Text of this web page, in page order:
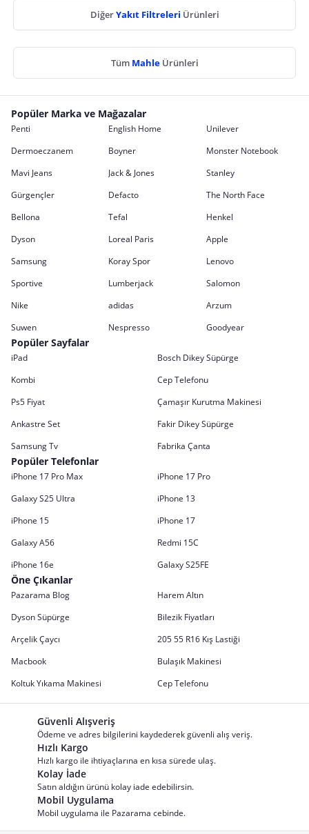
DiğerYakıt Filtreleri Ürünleri
Tüm Mahle Ürünleri
Popüler Marka ve Mağazalar
Penti English Home
Unilever
Dermoeczanem
Boyner
Monster Notebook
Mavi Jeans
Jack & Jones
Stanley
Gürgençler
Defacto
The North Face
Bellona
Tefal
Henkel
Dyson
Loreal Paris
Apple
Samsung
Koray Spor
Lenovo
Sportive
Lumberjack
Salomon
Nike
adidas
Arzum
Suwen
Nespresso Goodyear
Popüler Sayfalar
iPad
Bosch Dikey Süpürge
Kombi
Cep Telefonu
Ps5 Fiyat
Çamaşır Kurutma Makinesi
Ankastre Set
Fakir Dikey Süpürge
Samsung Tv
Fabrika Çanta
Popüler Telefonlar
iPhone 17 Pro Max
iPhone 17 Pro
Galaxy S25 Ultra
iPhone 13
iPhone 15
iPhone 17
Galaxy A56
Redmi 15C
iPhone 16e
Galaxy S25FE
Öne Çıkanlar
Pazarama Blog
Harem Altın
Dyson Süpürge
Bilezik Fiyatları
Arçelik Çaycı
205 55 R16 Kış Lastiği
Macbook
Bulaşık Makinesi
Koltuk Yıkama Makinesi
Cep Telefonu
Güvenli Alışveriş
Ödeme ve adres bilgilerini kaydederek güvenli alış veriş.
Hızlı Kargo
Hızlı kargo ile ihtiyaçlarına en kısa sürede ulaş.
Kolay İade
Satın aldığın ürünü kolay iade edebilirsin.
Mobil Uygulama
Mobil uygulama ile Pazarama cebinde.